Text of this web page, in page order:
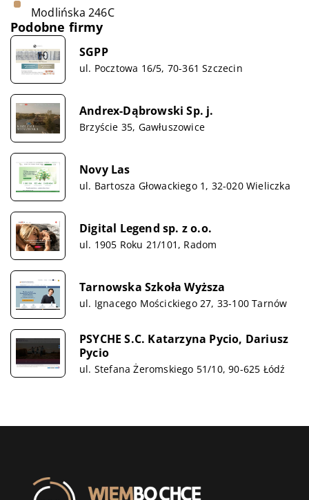
Modlińska 246C
Podobne firmy
SGPP
ul. Pocztowa 16/5, 70-361 Szczecin
Andrex-Dąbrowski Sp. j.
Brzyście 35, Gawłuszowice
Novy Las
ul. Bartosza Głowackiego 1, 32-020 Wieliczka
Digital Legend sp. z o.o.
ul. 1905 Roku 21/101, Radom
Tarnowska Szkoła Wyższa
ul. Ignacego Mościckiego 27, 33-100 Tarnów
PSYCHE S.C. Katarzyna Pycio, Dariusz
Pycio
ul. Stefana Żeromskiego 51/10, 90-625 Łódź